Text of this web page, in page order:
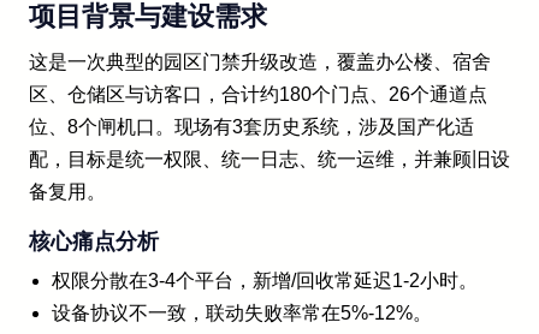
项目背景与建设需求
这是一次典型的园区门禁升级改造，覆盖办公楼、宿舍
区、仓储区与访客口，合计约180个门点、26个通道点
位、8个闸机口。现场有3套历史系统，涉及国产化适
配，目标是统一权限、统一日志、统一运维，并兼顾旧设
备复用。
核心痛点分析
权限分散在3-4个平台，新增/回收常延迟1-2小时。
设备协议不一致，联动失败率常在5%-12%。